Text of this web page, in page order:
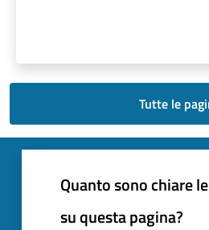
Tutte le
Quanto sono chiare
su questa pagina?